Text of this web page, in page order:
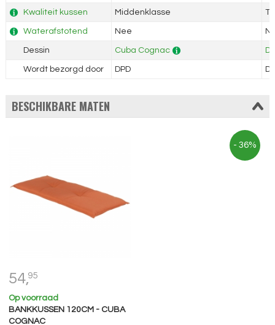
Kwaliteit kussen Middenklasse
Waterafstotend Nee
Dessin Cuba Cognac
Wordt bezorgd door DPD
BESCHIKBARE MATEN
54,95
Op voorraad
BANKKUSSEN 120CM - CUBA
COGNAC
- 36%